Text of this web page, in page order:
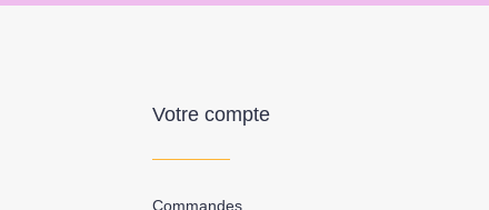
Votre compte
Commandes